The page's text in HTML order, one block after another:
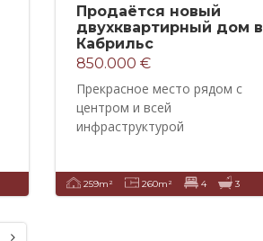
Продаётся новый
двухквартирный дом в
Кабрильс
850.000 €
Прекрасное место рядом с
центром и всей
инфраструктурой
259m² 260m² 4 3